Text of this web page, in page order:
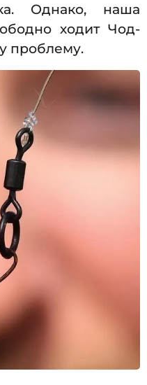
Однако, наша
ходит Чод-
проблему.